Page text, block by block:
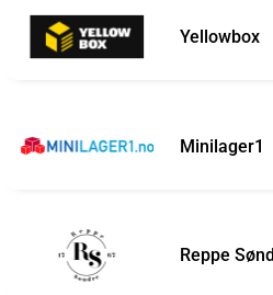
Yellowbox
Minilager1
Reppe